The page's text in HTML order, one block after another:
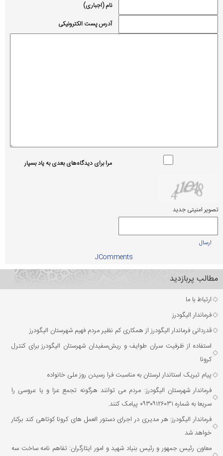
نام (اجباری)
آدرس پست الکترونیکی
مرا برای دیدگاه‌های بعدی به یاد بسپار
تصویر امنیتی جدید
ارسال
JComments
مطالب پربازدید
ارتباط با ما
فرماندار الیگودرز
قدردانی فرماندار الیگودرز از همکاری کم نظیر مردم فهیم شهرستان الیگودرز
استفاده از ظرفیت سران طوایف و ریش‌سفیدان شهرستان الیگودرز برای کنترل
کرونا
پیام تبریک استاندار لرستان به مناسبت فرا رسیدن روز ملی خانواده
فرماندار شهرستان الیگودرز: مردم می توانند هرگونه تجمع عزا و یا عروسی را
سریعا به شماره ۰۹۳۰۹۱۲۶۰۳۱ پیامک کنند.
فرماندار الیگودرز: هر مدیری در اجرای دستور العمل های کرونا کوتاهی کند برکنار
خواهد شد
معاون رئیس جمهور و رئیس بنیاد شهید و امور ایثارگران: تفاهم نامه ساخت سه